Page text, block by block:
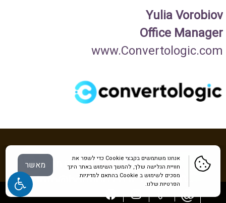
Yulia Vorobiov
Office Manager
www.Convertologic.com
לפרטים חייגו: 053-
430-4041
|
info@boutiqo.co.il
+
אנחנו משתמשים בקבצי Cookie כדי לשפר את
חוויית הגלישה שלך, להמשך השימוש באתר הינך
מסכים לשימוש ב Cookie בהתאם למדיניות
הפרטיות שלנו.
מאשר